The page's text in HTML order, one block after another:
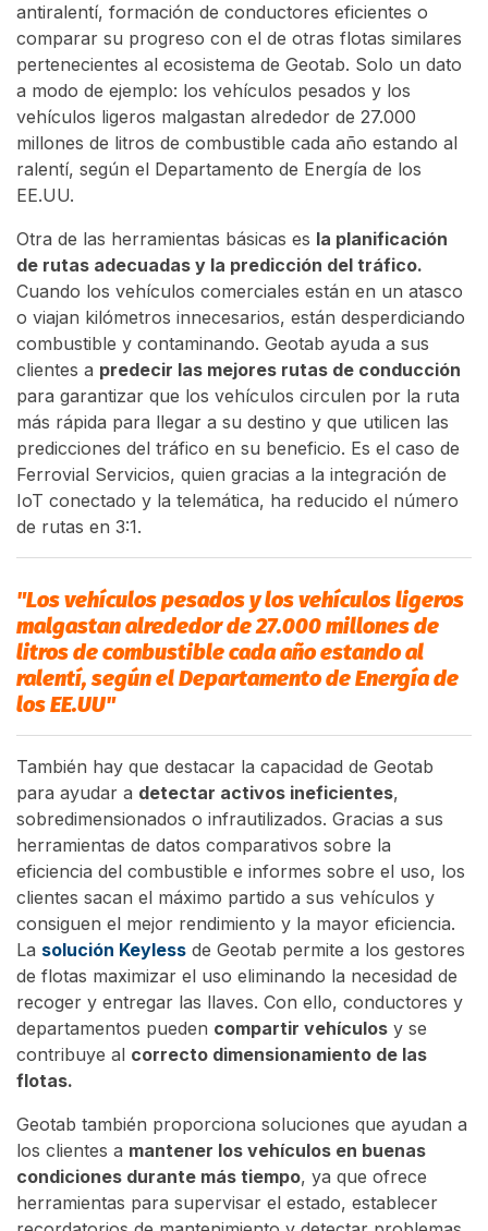
antiralentí, formación de conductores eficientes o
comparar su progreso con el de otras flotas similares
pertenecientes al ecosistema de Geotab. Solo un dato
a modo de ejemplo: los vehículos pesados y los
vehículos ligeros malgastan alrededor de 27.000
millones de litros de combustible cada año estando al
ralentí, según el Departamento de Energía de los
EE.UU.
Otra de las herramientas básicas es la planificación
de rutas adecuadas y la predicción del tráfico.
Cuando los vehículos comerciales están en un atasco
o viajan kilómetros innecesarios, están desperdiciando
combustible y contaminando. Geotab ayuda a sus
clientes a predecir las mejores rutas de conducción
para garantizar que los vehículos circulen por la ruta
más rápida para llegar a su destino y que utilicen las
predicciones del tráfico en su beneficio. Es el caso de
Ferrovial Servicios, quien gracias a la integración de
IoT conectado y la telemática, ha reducido el número
de rutas en 3:1.
"Los vehículos pesados y los vehículos ligeros
malgastan alrededor de 27.000 millones de
litros de combustible cada año estando al
ralentí, según el Departamento de Energía de
los EE.UU"
También hay que destacar la capacidad de Geotab
para ayudar a detectar activos ineficientes,
sobredimensionados o infrautilizados. Gracias a sus
herramientas de datos comparativos sobre la
eficiencia del combustible e informes sobre el uso, los
clientes sacan el máximo partido a sus vehículos y
consiguen el mejor rendimiento y la mayor eficiencia.
La solución Keyless de Geotab permite a los gestores
de flotas maximizar el uso eliminando la necesidad de
recoger y entregar las llaves. Con ello, conductores y
departamentos pueden compartir vehículos y se
contribuye al correcto dimensionamiento de las
flotas.
Geotab también proporciona soluciones que ayudan a
los clientes a mantener los vehículos en buenas
condiciones durante más tiempo, ya que ofrece
herramientas para supervisar el estado, establecer